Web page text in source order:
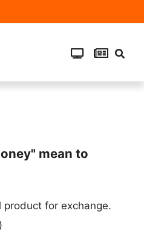
mean to
product for exchange.